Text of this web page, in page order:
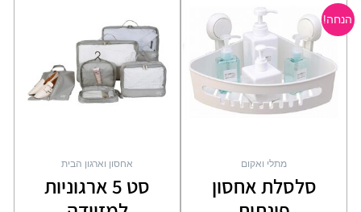
הנחה!
מתלי ואקום
סלסלת אחסון
המקורי
היה:
₪109.00.
הנוכחי
הוא:
₪69.00.
אחסון וארגון הבית
סט 5 ארגוניות